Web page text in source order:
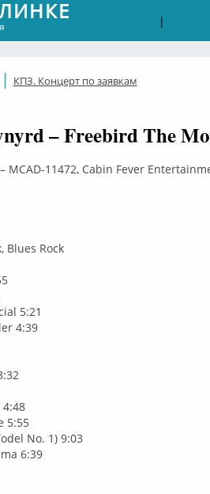
|
КПЗ. Концерт по заявкам
– Freebird The
MCAD-11472, Cabin Fever
Blues Rock
5:21
4:39
5:55
No. 1) 9:03
6:39